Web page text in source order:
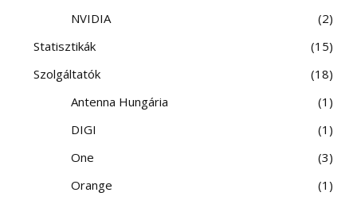
NVIDIA
2
Statisztikák
15
Szolgáltatók
18
Antenna Hungária
1
DIGI
1
One
3
Orange
1